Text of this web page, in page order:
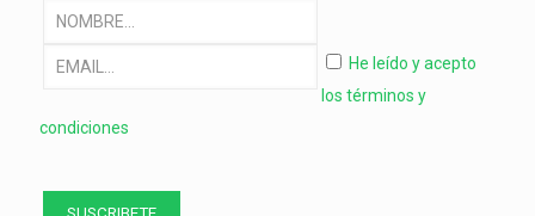
He leído y acepto
los términos y
condiciones